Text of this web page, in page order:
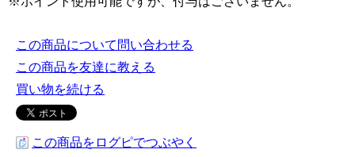
この商品について問い合わせる
この商品を友達に教える
買い物を続ける
この商品をログピでつぶやく